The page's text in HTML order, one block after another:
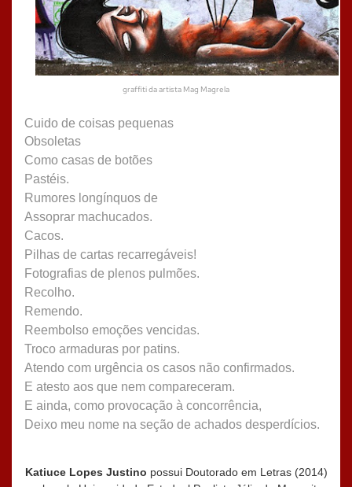
graffiti da artista Mag Magrela
Cuido de coisas pequenas
Obsoletas
Como casas de botões
Pastéis.
Rumores longínquos de
Assoprar machucados.
Cacos.
Pilhas de cartas recarregáveis!
Fotografias de plenos pulmões.
Recolho.
Remendo.
Reembolso emoções vencidas.
Troco armaduras por patins.
Atendo com urgência os casos não confirmados.
E atesto aos que nem compareceram.
E ainda, como provocação à concorrência,
Deixo meu nome na seção de achados desperdícios.
Katiuce Lopes Justino possui Doutorado em Letras (2014)